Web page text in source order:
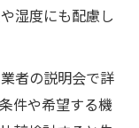
湿度にも配慮し
者の説明会で詳
件や希望する機